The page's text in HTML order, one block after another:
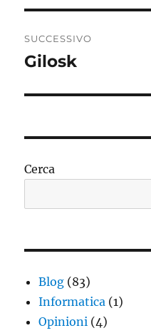
SUCCESSIVO
Articolo
Gilosk
Cerca
Blog (83)
Informatica (1)
Opinioni (4)